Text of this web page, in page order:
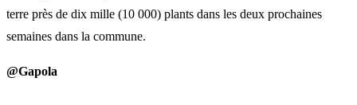
terre près de dix mille (10 000) plants dans les deux prochaines
semaines dans la commune.
@Gapola